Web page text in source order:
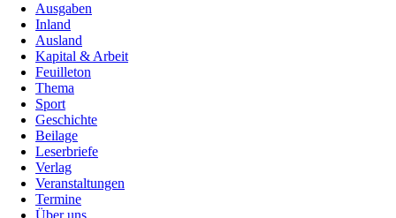
Ausgaben
Inland
Ausland
Kapital & Arbeit
Feuilleton
Thema
Sport
Geschichte
Beilage
Leserbriefe
Verlag
Veranstaltungen
Termine
Über uns